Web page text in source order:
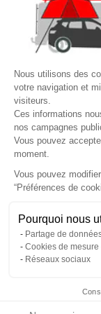
Nous utilisons des
votre navigation et
visiteurs.
Ces informations
nos campagnes
Vous pouvez
moment.
Vous pouvez
“Préférences de
Pourquoi nous
Partage de
Cookies de mesure
Réseaux sociaux
Gérer mes
VOTRE COMPTE
Site
© Copyright
Une question ?
Non,